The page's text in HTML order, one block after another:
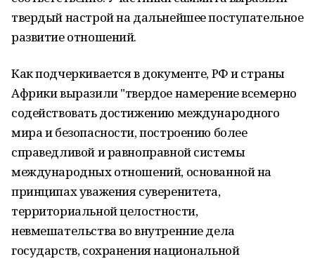
твердый настрой на дальнейшее поступательное
развитие отношений.
Как подчеркивается в документе, РФ и страны
Африки выразили "твердое намерение всемерно
содействовать достижению международного
мира и безопасности, построению более
справедливой и равноправной системы
международных отношений, основанной на
принципах уважения суверенитета,
территориальной целостности,
невмешательства во внутренние дела
государств, сохранения национальной